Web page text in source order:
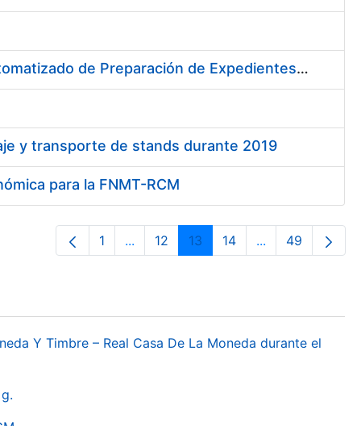
Servicio de consultoría para la implementación de un Proceso Automatizado de Preparación de Expedientes de Compras
y transporte de stands durante 2019
para la FNMT-RCM
Pàgina
1 ...Pàgines intermèdies Utilitzeu TAB per
Pàgina
12 Pàgina
13 Pàgina
14 ...PàginesPàgina
49
Y Timbre – Real Casa De La Moneda durante el